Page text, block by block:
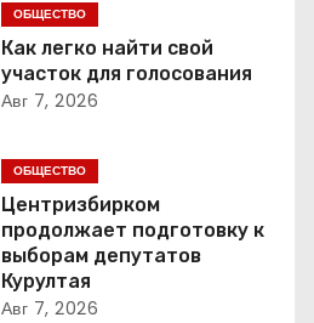
ОБЩЕСТВО
Как легко найти свой
участок для голосования
Авг 7, 2026
ОБЩЕСТВО
Центризбирком
продолжает подготовку к
выборам депутатов
Курултая
Авг 7, 2026